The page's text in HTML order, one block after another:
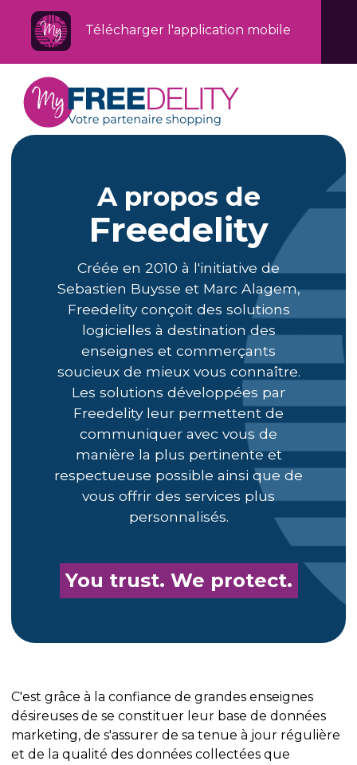
Télécharger l'application mobile
A propos de
Freedelity
Créée en 2010 à l'initiative de
Sebastien Buysse et Marc Alagem,
Freedelity conçoit des solutions
logicielles à destination des
enseignes et commerçants
soucieux de mieux vous connaître.
Les solutions développées par
Freedelity leur permettent de
communiquer avec vous de
manière la plus pertinente et
respectueuse possible ainsi que de
vous offrir des services plus
personnalisés.
You trust. We protect.
C'est grâce à la confiance de grandes enseignes
désireuses de se constituer leur base de données
marketing, de s'assurer de sa tenue à jour régulière
et de la qualité des données collectées que